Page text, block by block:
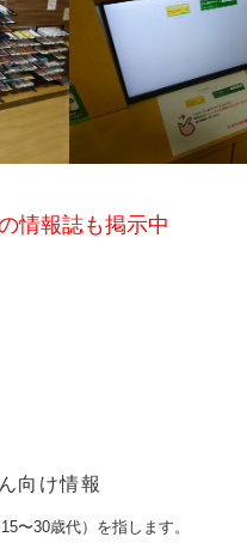
情報誌も掲示中
向け情報
〜30歳代）を指します。